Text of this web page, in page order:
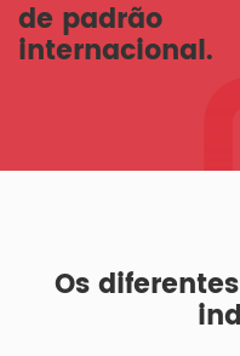
de padrão
internacional.
Os